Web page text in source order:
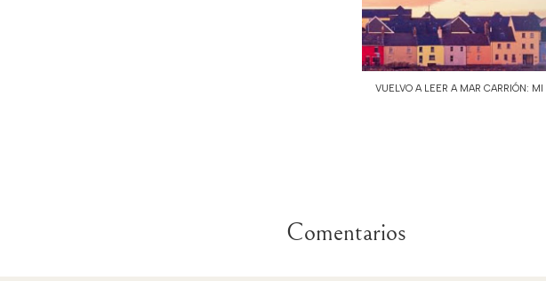
VUELVO A LEER A MAR CARRIÓN: MI
Comentarios